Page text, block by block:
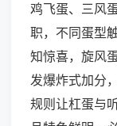
鸡飞蛋、三风
职，不同蛋型
知惊喜，旋风
发爆炸式加分
规则让杠蛋与